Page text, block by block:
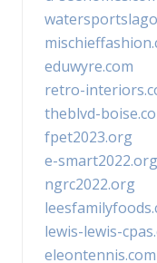
eduwyre.com
retro-
theblvd-
fpet2023.org
e-smart2022.org
ngrc2022.org
lewis-lewis-
eleontennis.com